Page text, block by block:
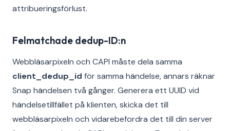
attribueringsförlust.
Felmatchade dedup-ID:n
Webbläsarpixeln och CAPI måste dela samma
client_dedup_id för samma händelse, annars räknar
Snap händelsen två gånger. Generera ett UUID vid
händelsetillfället på klienten, skicka det till
webbläsarpixeln och vidarebefordra det till din server